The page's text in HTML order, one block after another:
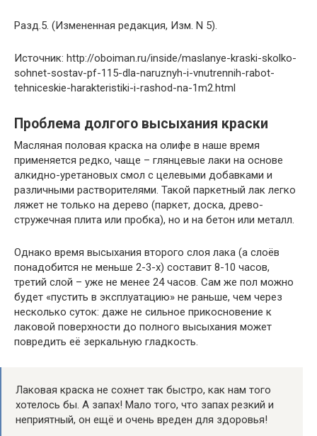
Разд.5. (Измененная редакция, Изм. N 5).
Источник: http://oboiman.ru/inside/maslanye-kraski-skolko-
sohnet-sostav-pf-115-dla-naruznyh-i-vnutrennih-rabot-
tehniceskie-harakteristiki-i-rashod-na-1m2.html
Проблема долгого высыхания краски
Масляная половая краска на олифе в наше время
применяется редко, чаще – глянцевые лаки на основе
алкидно-уретановых смол с целевыми добавками и
различными растворителями. Такой паркетный лак легко
ляжет не только на дерево (паркет, доска, древо-
стружечная плита или пробка), но и на бетон или металл.
Однако время высыхания второго слоя лака (а слоёв
понадобится не меньше 2-3-х) составит 8-10 часов,
третий слой – уже не менее 24 часов. Сам же пол можно
будет «пустить в эксплуатацию» не раньше, чем через
несколько суток: даже не сильное прикосновение к
лаковой поверхности до полного высыхания может
повредить её зеркальную гладкость.
Лаковая краска не сохнет так быстро, как нам того
хотелось бы. А запах! Мало того, что запах резкий и
неприятный, он ещё и очень вреден для здоровья!